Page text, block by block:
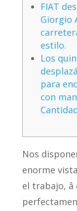
FIAT
Giorgio
estilo.
Los
para
con
Nos
enorme
el trabajo, â